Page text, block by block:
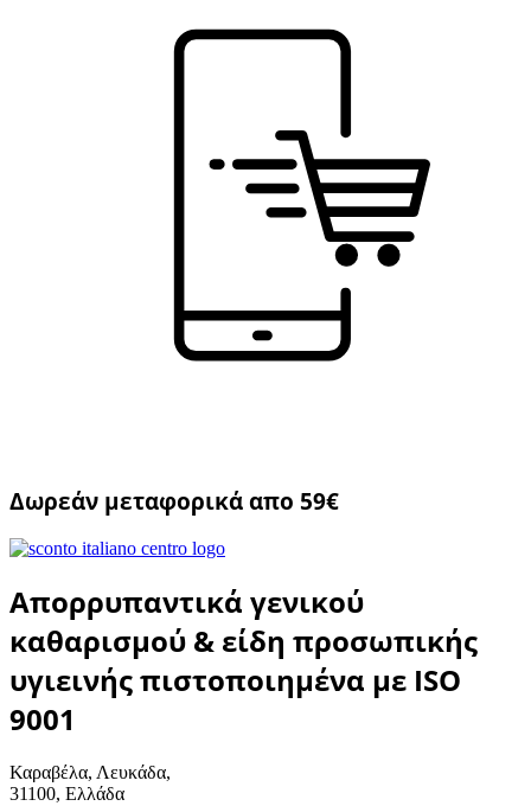
Δωρεάν μεταφορικά απο 59€
Απορρυπαντικά γενικού
καθαρισμού & είδη προσωπικής
υγιεινής πιστοποιημένα με ISO
9001
Καραβέλα, Λευκάδα,
31100, Ελλάδα